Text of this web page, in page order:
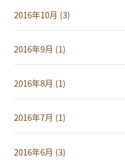
2016年10月 (3)
2016年9月 (1)
2016年8月 (1)
2016年7月 (1)
2016年6月 (3)